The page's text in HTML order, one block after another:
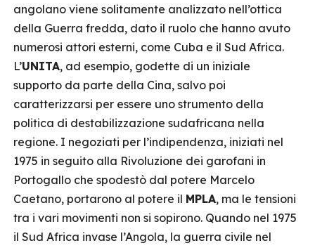
angolano viene solitamente analizzato nell’ottica
della Guerra fredda, dato il ruolo che hanno avuto
numerosi attori esterni, come Cuba e il Sud Africa.
L’UNITA, ad esempio, godette di un iniziale
supporto da parte della Cina, salvo poi
caratterizzarsi per essere uno strumento della
politica di destabilizzazione sudafricana nella
regione. I negoziati per l’indipendenza, iniziati nel
1975 in seguito alla Rivoluzione dei garofani in
Portogallo che spodestò dal potere Marcelo
Caetano, portarono al potere il MPLA, ma le tensioni
tra i vari movimenti non si sopirono. Quando nel 1975
il Sud Africa invase l’Angola, la guerra civile nel